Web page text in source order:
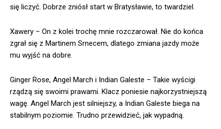
się liczyć. Dobrze zniósł start w Bratysławie, to twardziel.
Xawery – On z kolei trochę mnie rozczarował. Nie do końca
zgrał się z Martinem Srnecem, dlatego zmiana jazdy może
mu wyjść na dobre.
Ginger Rose, Angel March i Indian Galeste – Takie wyścigi
rządzą się swoimi prawami. Klacz poniesie najkorzystniejszą
wagę. Angel March jest silniejszy, a Indian Galeste biega na
stabilnym poziomie. Trudno przewidzieć, jak wypadną.